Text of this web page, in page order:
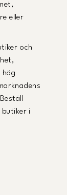
eller
och
hög
butiker i